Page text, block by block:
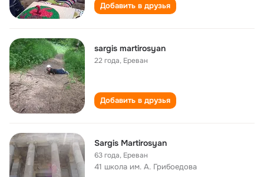
Добавить в друзья
sargis martirosyan
22 года, Ереван
Добавить в друзья
Sargis Martirosyan
63 года, Ереван
41 школа им. А. Грибоедова